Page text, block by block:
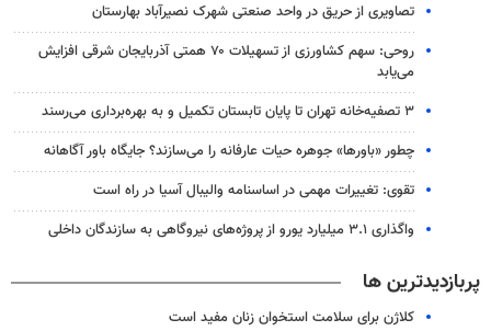
تصاویری از حریق در واحد صنعتی شهرک نصیرآباد بهارستان
روحی: سهم کشاورزی از تسهیلات ۷۰ همتی آذربایجان شرقی افزایش
می‌یابد
۳ ﺗﺼﻔﻴﻪ‌ﺧﺎﻧﻪ‌ تهران تا پایان تابستان تکمیل و به بهره‌برداری می‌رسند
چطور «باورها» جوهره حیات عارفانه را می‌سازند؟ جایگاه باور آگاهانه
تقوی: تغییرات مهمی در اساسنامه والیبال آسیا در راه است
واگذاری ۳.۱ میلیارد یورو از پروژه‌های نیروگاهی به سازندگان داخلی
پربازدیدترین ها
کلاژن برای سلامت استخوان زنان مفید است